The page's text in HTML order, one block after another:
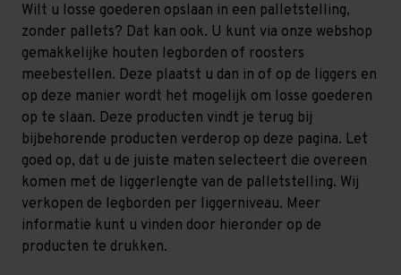
Wilt u losse goederen opslaan in een palletstelling,
zonder pallets? Dat kan ook. U kunt via onze webshop
gemakkelijke houten legborden of roosters
meebestellen. Deze plaatst u dan in of op de liggers en
op deze manier wordt het mogelijk om losse goederen
op te slaan. Deze producten vindt je terug bij
bijbehorende producten verderop op deze pagina. Let
goed op, dat u de juiste maten selecteert die overeen
komen met de liggerlengte van de palletstelling. Wij
verkopen de legborden per liggerniveau. Meer
informatie kunt u vinden door hieronder op de
producten te drukken.